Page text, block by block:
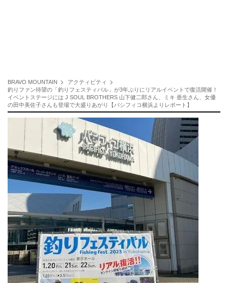
BRAVO MOUNTAIN
アクティビティ
釣りファン待望の「釣りフェスティバル」が3年ぶりにリアルイベントで復活開催！
イベントステージには J SOUL BROTHERS 山下健二郎さん、ミキ 亜生さん、女優
の田中美佐子さんも登場で大盛りあがり【パシフィコ横浜よりレポート】